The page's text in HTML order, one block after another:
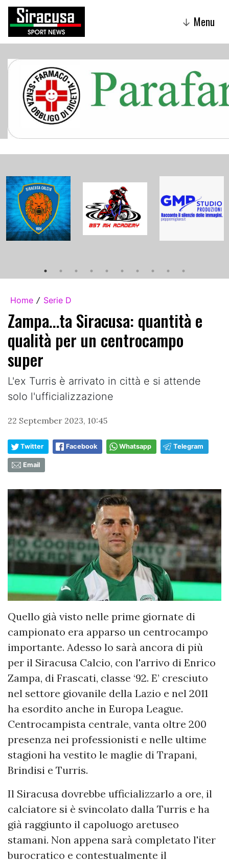
↓ Menu
Home / Serie D
Zampa...ta Siracusa: quantità e
qualità per un centrocampo
super
L'ex Turris è arrivato in città e si attende
solo l'ufficializzazione
22 September 2023, 10:45
Twitter Facebook Whatsapp Telegram
Email
Quello già visto nelle prime giornate di
campionato era apparso un centrocampo
importante. Adesso lo sarà ancora di più
per il Siracusa Calcio, con l'arrivo di Enrico
Zampa, di Frascati, classe ‘92. E’ cresciuto
nel settore giovanile della Lazio e nel 2011
ha esordito anche in Europa League.
Centrocampista centrale, vanta oltre 200
presenza nei professionisti e nelle ultime
stagioni ha vestito le maglie di Trapani,
Brindisi e Turris.
Il Siracusa dovrebbe ufficializzarlo a ore, il
calciatore si è svincolato dalla Turris e ha
già raggiunto il capoluogo aretuseo
stamani. Non appena sarà completato l'iter
burocratico e contestualmente il